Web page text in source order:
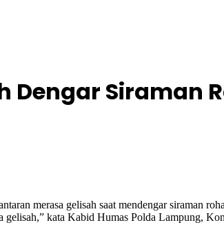
Dengar Siraman
merasa gelisah saat mendengar siraman
kata Kabid Humas Polda Lampung,